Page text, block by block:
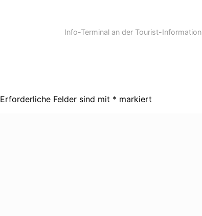
Info-Terminal an der Tourist-Information
Erforderliche Felder sind mit * markiert